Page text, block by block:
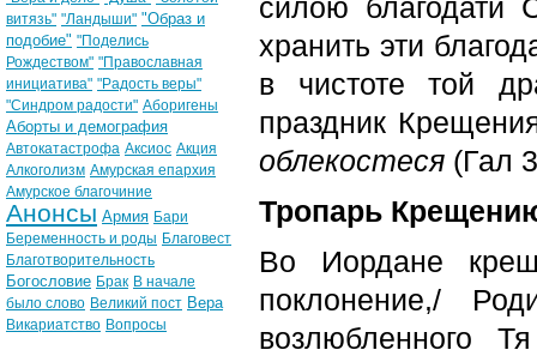
силою благодати
хранить эти
в чистоте той
праздник
облекостеся (Гал
Тропарь
Во Иордане
поклонение,/
возлюбленного
витязь" "Ландыши" "Образ и
подобие" "Поделись
Рождеством" "Православная
инициатива" "Радость веры"
"Синдром радости" Аборигены
Аборты и демография
Автокатастрофа Аксиос Акция
Алкоголизм Амурская епархия
Амурское благочиние
Анонсы Армия Бари
Беременность и роды Благовест
Благотворительность
Богословие Брак В начале
было слово Великий пост Вера
Викариатство Вопросы